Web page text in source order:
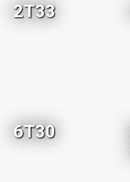
2T33
6T30